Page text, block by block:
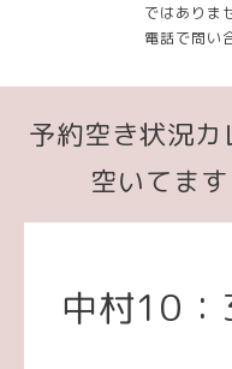
ではありま
電話で問い
予約空き状況
空いてま
中村10